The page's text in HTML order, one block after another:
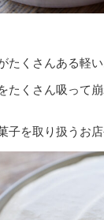
くさんある軽い
たくさん吸って
子を取り扱うお